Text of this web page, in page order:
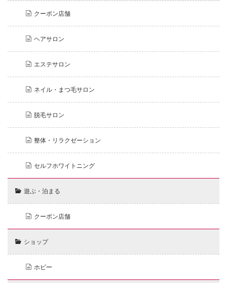
クーポン店舗
ヘアサロン
エステサロン
ネイル・まつ毛サロン
脱毛サロン
整体・リラクゼーション
セルフホワイトニング
遊ぶ・泊まる
クーポン店舗
ショップ
ホビー